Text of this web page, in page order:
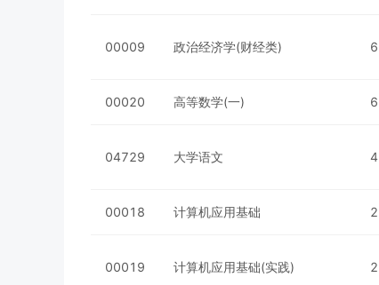
00009 政治经济学(财经类) 6
00020 高等数学(一) 6
04729 大学语文 4
00018 计算机应用基础 2
00019 计算机应用基础(实践) 2